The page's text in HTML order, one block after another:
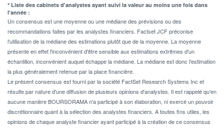
* Liste des cabinets d'analystes ayant suivi la valeur au moins une fois dans
l'année :
Un consensus est une moyenne ou une médiane des prévisions ou des
recommandations faites par les analystes financiers. Factset JCF préconise
l'utilisation de la médiane des estimations plutôt que de la moyenne. La moyenne
présente en effet l'inconvénient d'être sensible aux estimations extrêmes d'un
échantillon, inconvénient auquel échappe la médiane. La médiane est donc l'estimation
la plus généralement retenue par la place financière.
Le présent consensus est fourni par la société FactSet Research Systems Inc et
résulte par nature d'une diffusion de plusieurs opinions d'analystes. Il est rappelé qu'en
aucune manière BOURSORAMA n'a participé à son élaboration, ni exercé un pouvoir
discrétionnaire quant à la sélection des analystes financiers. A toutes fins utiles, les
opinions de chaque analyste financier ayant participé à la création de ce consensus